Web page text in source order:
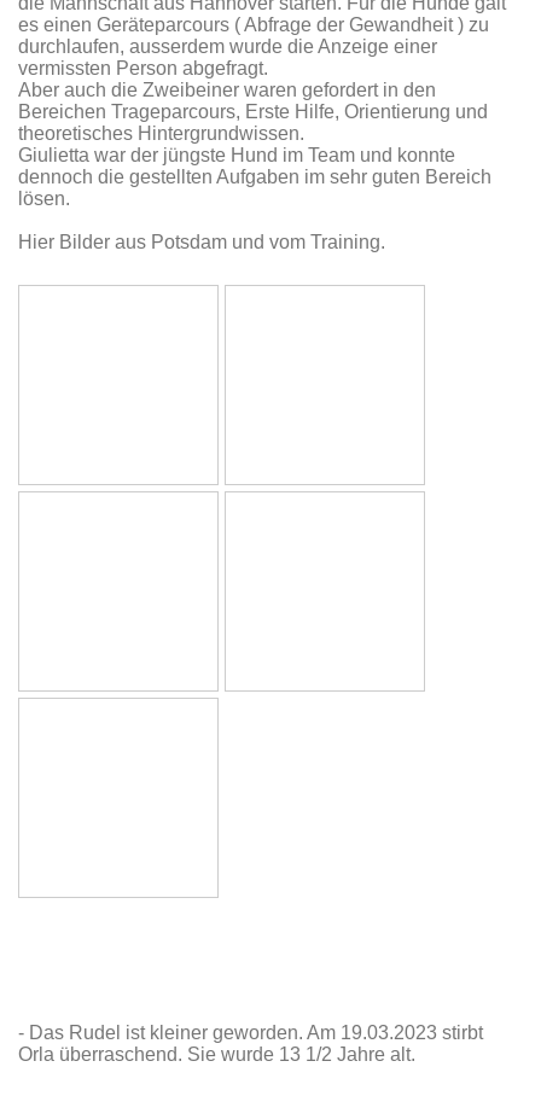
es einen Geräteparcours ( Abfrage der Gewandheit ) zu
durchlaufen, ausserdem wurde die Anzeige einer
vermissten Person abgefragt.
Aber auch die Zweibeiner waren gefordert in den
Bereichen Trageparcours, Erste Hilfe, Orientierung und
theoretisches Hintergrundwissen.
Giulietta war der jüngste Hund im Team und konnte
dennoch die gestellten Aufgaben im sehr guten Bereich
lösen.
Hier Bilder aus Potsdam und vom Training.
- Das Rudel ist kleiner geworden. Am 19.03.2023 stirbt
Orla überraschend. Sie wurde 13 1/2 Jahre alt.